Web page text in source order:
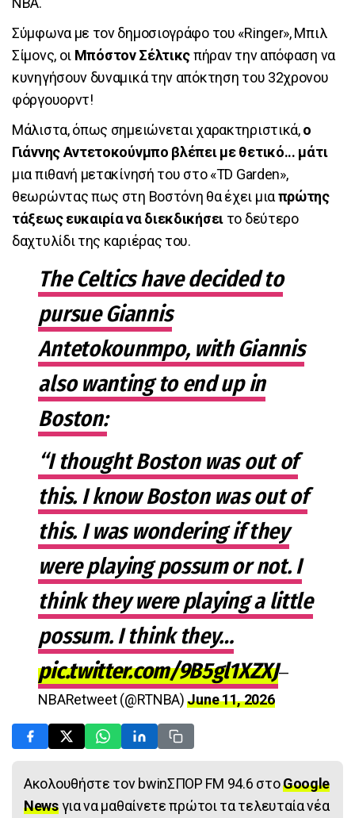
Σύμφωνα με τον δημοσιογράφο του «Ringer», Μπιλ
Σίμονς, οι Μπόστον Σέλτικςπήραν την απόφαση να
κυνηγήσουν δυναμικά την απόκτηση του 32χρονου
φόργουορντ!
Μάλιστα, όπως σημειώνεται χαρακτηριστικά,ο
Γιάννης Αντετοκούνμπο βλέπει με θετικό... μάτι
μια πιθανή μετακίνησή του στο «TD Garden»,
θεωρώντας πως στη Βοστόνη θα έχει μιαπρώτης
τάξεως ευκαιρία να διεκδικήσει το δεύτερο
δαχτυλίδι της καριέρας του.
The Celtics have decided to
pursue Giannis
Antetokounmpo, with Giannis
also wanting to end up in
Boston:
“I thought Boston was out of
this. I know Boston was out of
this. I was wondering if they
were playing possum or not. I
think they were playing a little
possum. I think they…
pic.twitter.com/9B5gl1XZXJ—
NBARetweet (@RTNBA)June 11, 2026
Ακολουθήστε τον bwinΣΠΟΡ FM 94.6 στοGoogle
Newsγια να μαθαίνετε πρώτοι τα τελευταία νέα